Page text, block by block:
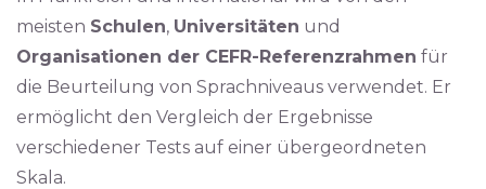
meisten Schulen, Universitäten und
Organisationen der CEFR-Referenzrahmen für
die Beurteilung von Sprachniveaus verwendet. Er
ermöglicht den Vergleich der Ergebnisse
verschiedener Tests auf einer übergeordneten
Skala.